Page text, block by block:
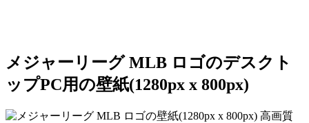
メジャーリーグ MLB ロゴのデスクト
ップPC用の壁紙(1280px x 800px)